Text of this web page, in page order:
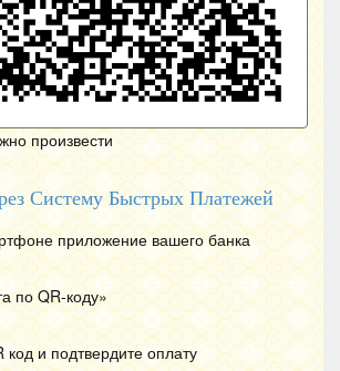
произвести
Систему Быстрых Платежей
приложение вашего банка
поQR-коду»
код и подтвердите оплату